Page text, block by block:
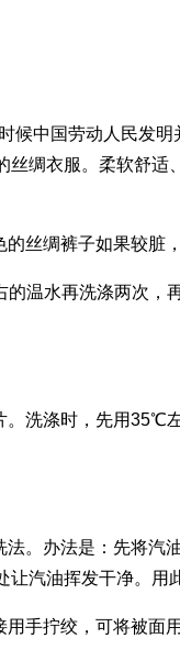
候中国劳动人民发明
丝绸衣服。柔软舒
的丝绸裤子如果较脏
温水再洗涤两次，
洗涤时，先用35℃
。办法是：先将汽
汽油挥发干净。用
手拧绞，可将被面